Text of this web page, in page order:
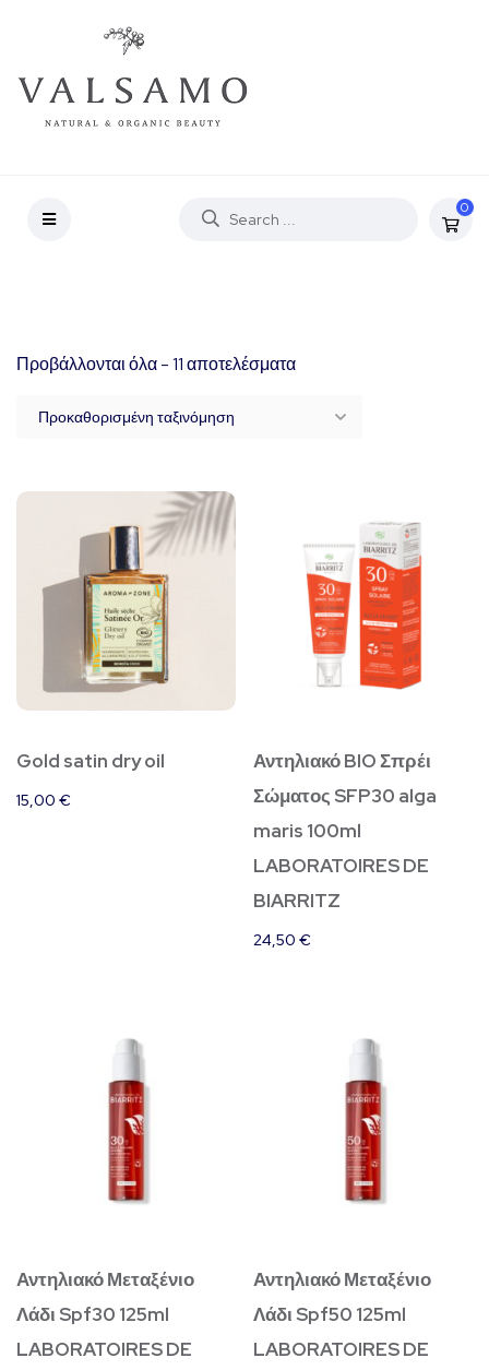
0
Προβάλλονται όλα - 11 αποτελέσματα
Gold satin dry oil
15,00 €
Αντηλιακό BIO Σπρέι
Σώματος SFP30 alga
maris 100ml
LABORATOIRES DE
BIARRITZ
24,50€
Αντηλιακό Μεταξένιο
Λάδι Spf30 125ml
LABORATOIRES DE
Αντηλιακό Μεταξένιο
Λάδι Spf50 125ml
LABORATOIRES DE